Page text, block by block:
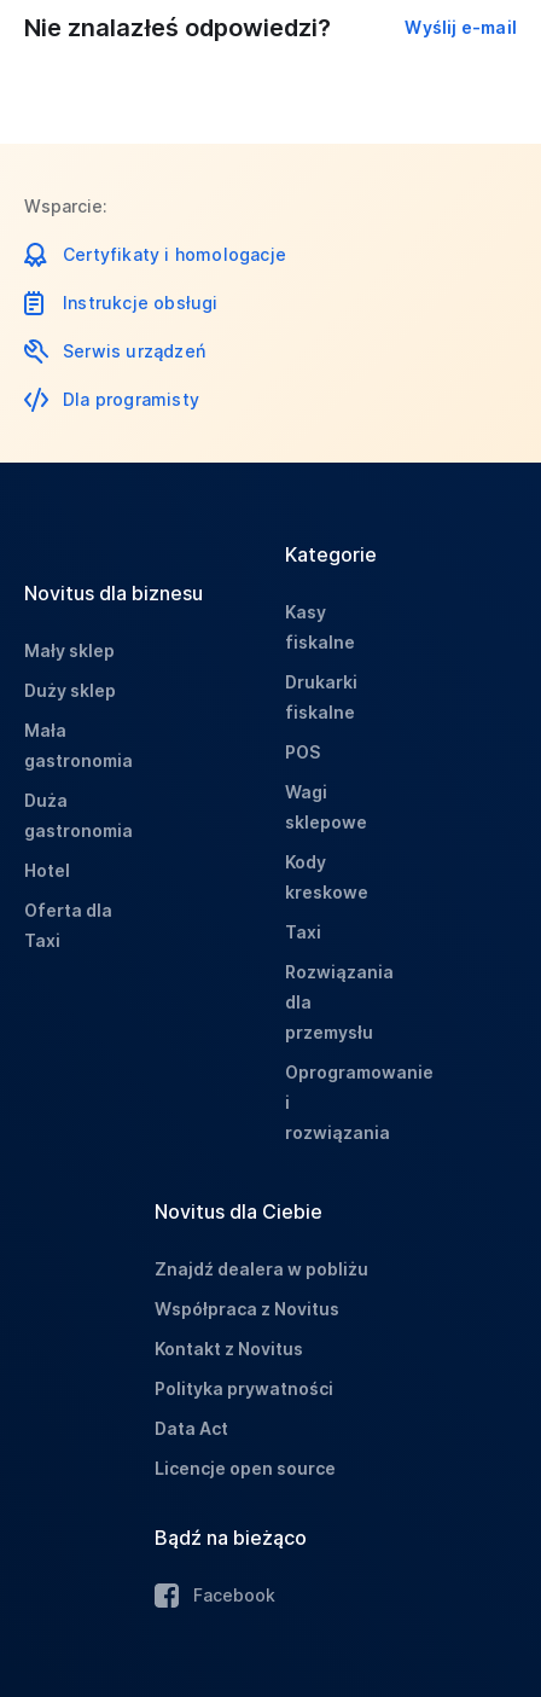
Nie znalazłeś odpowiedzi? Wyślij e-mail
Wsparcie:
Certyfikaty i homologacje
Instrukcje obsługi
Serwis urządzeń
Dla programisty
Novitus dla biznesu
Mały sklep
Duży sklep
Mała
gastronomia
Duża
gastronomia
Hotel
Oferta dla
Taxi
Kategorie
Kasy
fiskalne
Drukarki
fiskalne
POS
Wagi
sklepowe
Kody
kreskowe
Taxi
Rozwiązania
dla
przemysłu
Oprogramowanie
i
rozwiązania
Novitus dla Ciebie
Znajdź dealera w pobliżu
Współpraca z Novitus
Kontakt z Novitus
Polityka prywatności
Data Act
Licencje open source
Bądź na bieżąco
Facebook